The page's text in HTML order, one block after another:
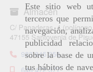
Este sitio web
terceros que
navegación,
publicidad
sobre la base de
tus hábitos de
Almacén
C/ Panaderas, 4
47155 Santovenia de
983 845 256
646 472 377